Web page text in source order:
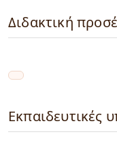
Διδακτική
Εκπαιδευτικές